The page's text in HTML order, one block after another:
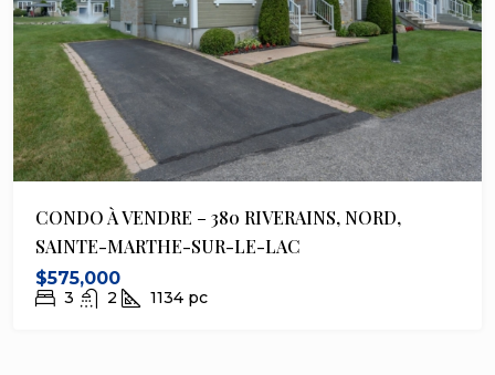
CONDO À VENDRE – 380 RIVERAINS, NORD,
SAINTE-MARTHE-SUR-LE-LAC
$575,000
3 2 1134 pc